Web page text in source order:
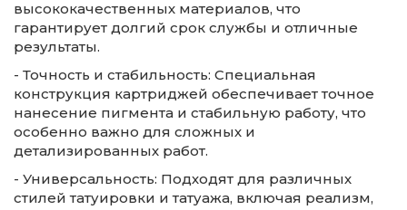
высококачественных материалов, что
гарантирует долгий срок службы и отличные
результаты.
- Точность и стабильность: Специальная
конструкция картриджей обеспечивает точное
нанесение пигмента и стабильную работу, что
особенно важно для сложных и
детализированных работ.
- Универсальность: Подходят для различных
стилей татуировки и татуажа, включая реализм,